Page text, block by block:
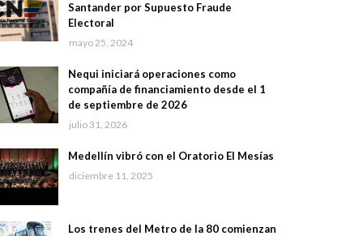
Santander por Supuesto Fraude
Electoral
mayo 25, 2024
Nequi iniciará operaciones como
compañía de financiamiento desde el 1
de septiembre de 2026
julio 31, 2026
Medellín vibró con el Oratorio El Mesías
diciembre 11, 2025
Los trenes del Metro de la 80 comienzan